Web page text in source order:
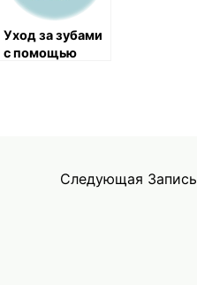
Уход за зубами
с помощью
Следующая Запись